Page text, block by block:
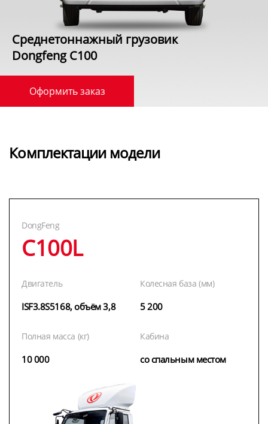
Среднетоннажный грузовик
Dongfeng C100
Оформить заказ
Комплектации модели
DongFeng
C100L
Двигатель
ISF3.8S5168, объём 3,8
Колесная база (мм)
5 200
Полная масса (кг)
10 000
Кабина
со спальным местом